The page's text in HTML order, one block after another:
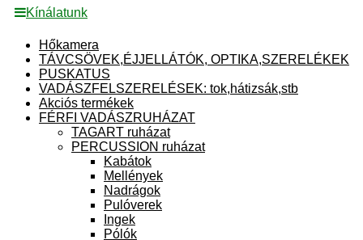
Kínálatunk
Hőkamera
TÁVCSÖVEK,ÉJJELLÁTÓK, OPTIKA,SZERELÉKEK
PUSKATUS
VADÁSZFELSZERELÉSEK: tok,hátizsák,stb
Akciós termékek
FÉRFI VADÁSZRUHÁZAT
TAGART ruházat
PERCUSSION ruházat
Kabátok
Mellények
Nadrágok
Pulóverek
Ingek
Pólók